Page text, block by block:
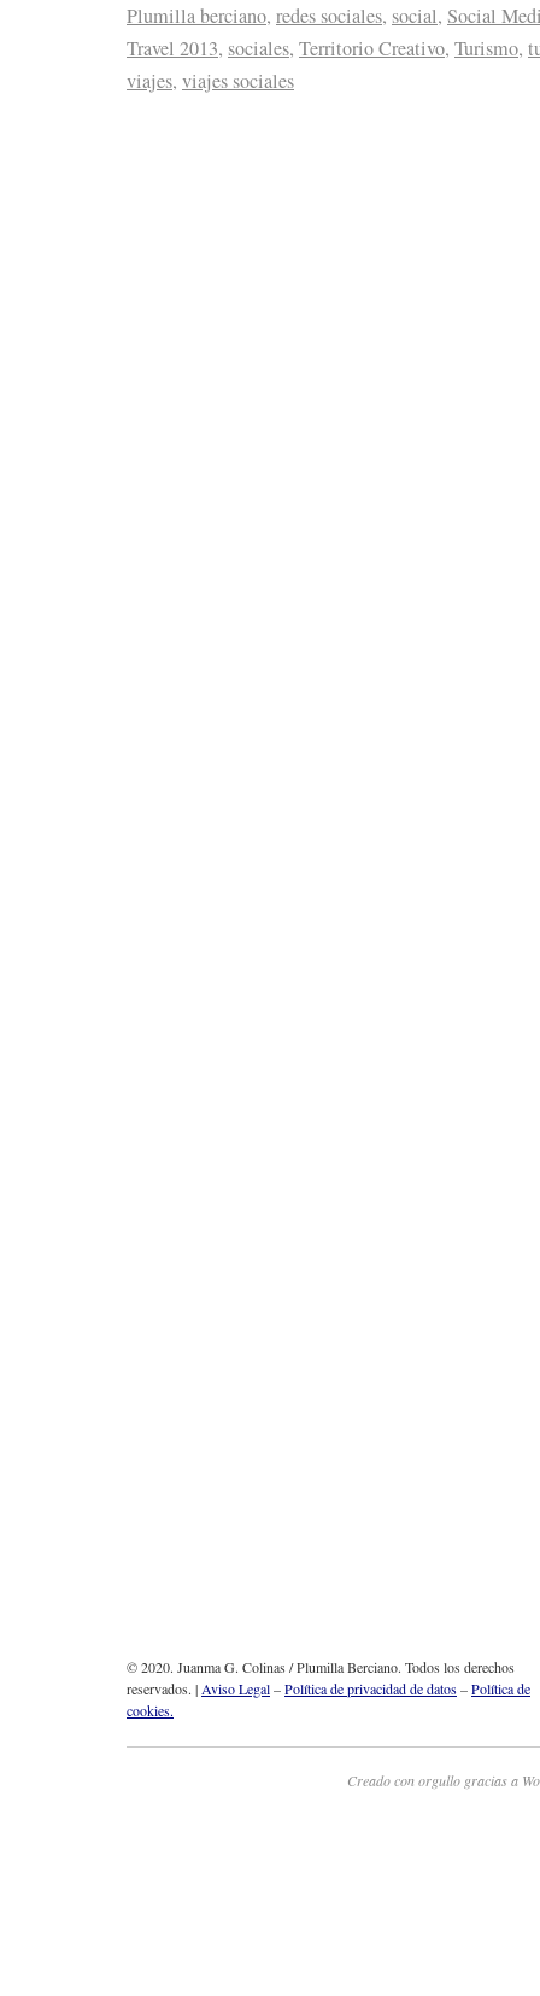
Plumilla berciano, redes sociales, social, Social
Travel 2013, sociales, Territorio Creativo, Turismo,
viajes, viajes sociales
© 2020. Juanma G. Colinas / Plumilla Berciano. Todos los derechos
reservados. |Aviso Legal–Política de privacidad de datos–Política de
cookies.
Creado con orgullo gracias a